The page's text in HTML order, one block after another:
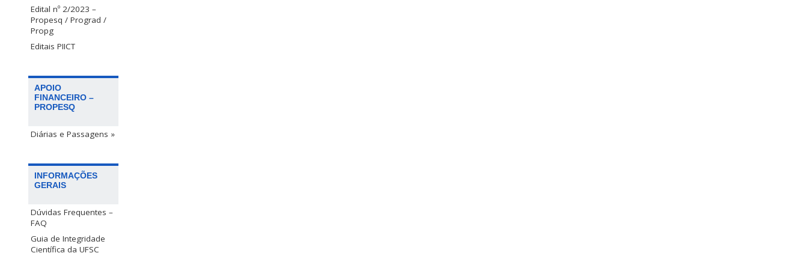
Edital nº 2/2023 –
Propesq / Prograd /
Propg
Editais PIICT
APOIO
FINANCEIRO –
PROPESQ
Diárias e Passagens »
INFORMAÇÕES
GERAIS
Dúvidas Frequentes –
FAQ
Guia de Integridade
Científica da UFSC